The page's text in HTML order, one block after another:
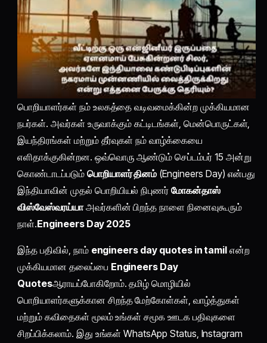
பொறியாளர்கள் நம் உலகத்தை வடிவமைக்கின்ற முக்கியமான
நபர்கள். அவர்கள் உருவாக்கும் கட்டிடங்கள், மென்பொருட்கள்,
இயந்திரங்கள் மற்றும் தீர்வுகள் நம் வாழ்க்கையை
எளிதாக்குகின்றன. ஒவ்வொரு ஆண்டும் செப்டம்பர் 15 அன்று
கொண்டாடப்படும் பொறியாளர் தினம் (Engineers Day) என்பது
இந்தியாவின் முதல் பொறியியல் நிபுணர்மோகன்தாஸ்
விஸ்வேஸ்வரய்யாஅவர்களின் பிறந்த நாளை நினைவுகூரும்
நாள்.Engineers Day 2025
இந்த பதிவில், நாம் engineers day quotes in tamil என்ற
முக்கியமான தலைப்பை Engineers Day
Quotesஆராயப்போகிறோம். தமிழ் மொழியில்
பொறியாளர்களுக்கான சிறந்த மேற்கோள்கள், வாழ்த்துகள்
மற்றும் கவிதைகள் மூலம் உங்கள் சமூக ஊடக பதிவுகளை
சிறப்பிக்கலாம். இது உங்கள் WhatsApp Status, Instagram